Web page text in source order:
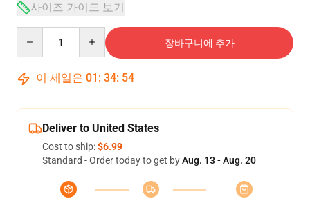
사이즈 가이드 보기
장바구니에 추가
이 세일은 01 : 34: 53
Deliver to United States
Cost to ship:$6.99
Standard - Order today to get byAug. 13 - Aug. 20